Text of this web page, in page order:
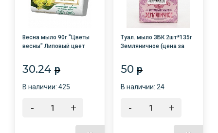
Весна мыло 90г "Цветы
весны" Липовый цвет
30.24 p
В наличии: 425
- +
Туал. мыло ЗБК 2шт*135г
Земляничное (цена за
50 p
В наличии: 24
- +